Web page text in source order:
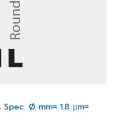
Spec. Ø mm= 1.8 µm=